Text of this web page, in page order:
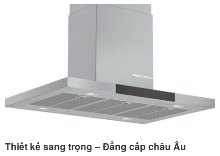
Thiết kế sang trọng – Đẳng cấp châu Âu